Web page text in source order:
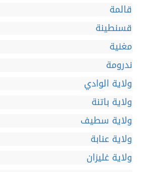
قالمة
قسنطينة
مغنية
ندرومة
ولاية الوادي
ولاية باتنة
ولاية سطيف
ولاية عنابة
ولاية غليزان